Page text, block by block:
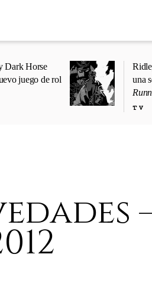
Dark Horse
juego de rol
una
TV